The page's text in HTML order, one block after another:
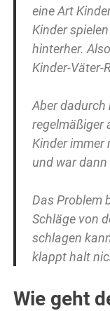
eine Art
Kinder
hinterher.
Kinder-Väter-
Aber dadurch
regelmäßiger
Kinder immer
und war dann
Das Problem
Schläge von
schlagen
klappt halt
Wie geht